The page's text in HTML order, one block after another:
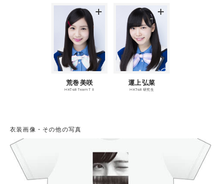
荒巻 美咲
HKT48 Team TⅡ
運上 弘菜
HKT48 研究生
衣装画像・その他の写真